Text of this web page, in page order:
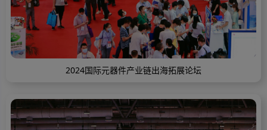
2024国际元器件产业链出海拓展论坛